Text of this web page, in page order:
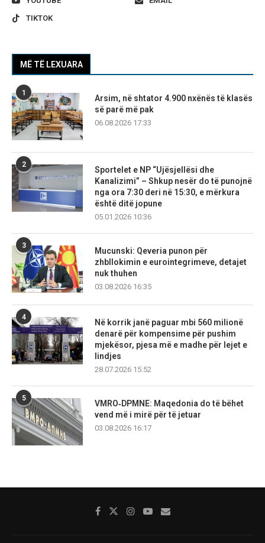
TIKTOK
MË TË LEXUARA
1
Arsim, në shtator 4.900 nxënës të klasës
së parë më pak
06.08.2026 17:33
2
Sportelet e NP “Ujësjellësi dhe
Kanalizimi” – Shkup nesër do të punojnë
nga ora 7:30 deri në 15:30, e mërkura
është ditë jopune
05.01.2026 10:36
3
Mucunski: Qeveria punon për
zhbllokimin e eurointegrimeve, detajet
nuk thuhen
03.08.2026 16:35
4
Në korrik janë paguar mbi 560 milionë
denarë për kompensime për pushim
mjekësor, pjesa më e madhe për lejet e
lindjes
28.07.2026 15:52
5
VMRO‑DPMNE: Maqedonia do të bëhet
vend më i mirë për të jetuar
03.08.2026 16:17